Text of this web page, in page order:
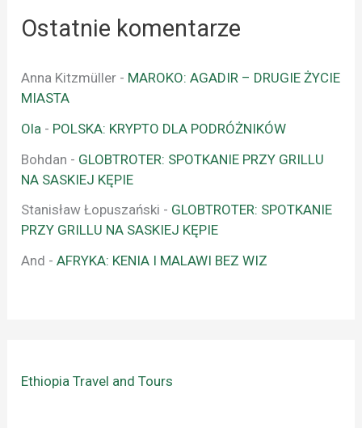
Ostatnie komentarze
Anna Kitzmüller - MAROKO: AGADIR – DRUGIE ŻYCIE
MIASTA
Ola - POLSKA: KRYPTO DLA PODRÓŻNIKÓW
Bohdan - GLOBTROTER: SPOTKANIE PRZY GRILLU
NA SASKIEJ KĘPIE
Stanisław Łopuszański - GLOBTROTER: SPOTKANIE
PRZY GRILLU NA SASKIEJ KĘPIE
And -AFRYKA: KENIA I MALAWI BEZ WIZ
Ethiopia Travel and Tours